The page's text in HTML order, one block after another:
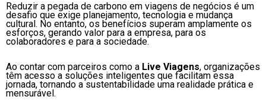
Reduzir a pegada de carbono em viagens de negócios é um
desafio que exige planejamento, tecnologia e mudança
cultural. No entanto, os benefícios superam amplamente os
esforços, gerando valor para a empresa, para os
colaboradores e para a sociedade.
Ao contar com parceiros como a Live Viagens, organizações
têm acesso a soluções inteligentes que facilitam essa
jornada, tornando a sustentabilidade uma realidade prática e
mensurável.